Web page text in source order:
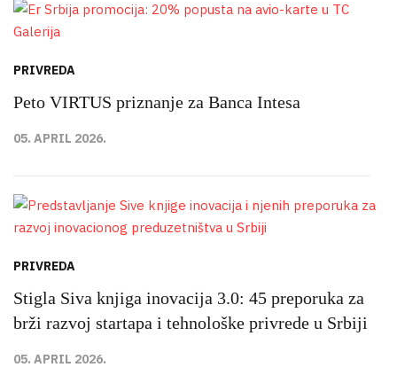
PRIVREDA
Peto VIRTUS priznanje za Banca Intesa
05. APRIL 2026.
PRIVREDA
Stigla Siva knjiga inovacija 3.0: 45 preporuka za
brži razvoj startapa i tehnološke privrede u Srbiji
05. APRIL 2026.